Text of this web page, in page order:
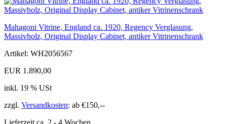
Mahagoni Vitrine, England ca. 1920, Regency Verglasung,
Massivholz, Original Display Cabinet, antiker Vitrinenschrank
Artikel: WH2056567
EUR 1.890,00
inkl. 19 % USt
zzgl. Versandkosten: ab €150,--
Lieferzeit ca. 2 - 4 Wochen